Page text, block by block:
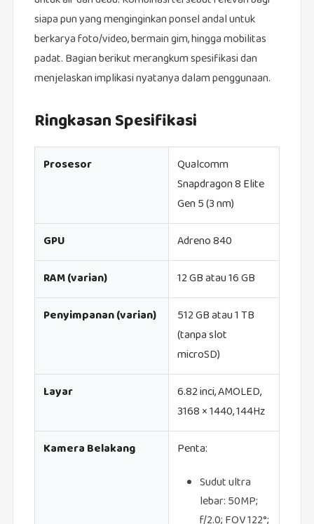
siapa pun yang menginginkan ponsel andal untuk
berkarya foto/video, bermain gim, hingga mobilitas
padat. Bagian berikut merangkum spesifikasi dan
menjelaskan implikasi nyatanya dalam penggunaan.
Ringkasan Spesifikasi
Prosesor
Qualcomm
Snapdragon 8 Elite
Gen 5 (3 nm)
GPU
Adreno 840
RAM (varian)
12 GB atau 16 GB
Penyimpanan (varian)
512 GB atau 1 TB
(tanpa slot
microSD)
Layar
6.82 inci, AMOLED,
3168 × 1440, 144Hz
Kamera Belakang
Penta:
Sudut ultra
lebar: 50MP;